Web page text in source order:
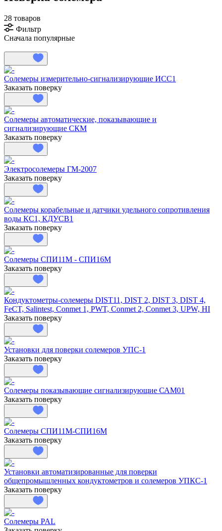
28 товаров
Фильтр
Сначала популярные
Солемеры измерительно-сигнализирующие ИСС1
Заказать поверку
Солемеры автоматические, показывающие и
сигнализирующие СКМ
Заказать поверку
Электросолемеры ГМ-2007
Заказать поверку
Солемеры корабельные и датчики удельного сопротивления
воды КС1, КДУСВ1
Заказать поверку
Солемеры СПИ11М - СПИ16М
Заказать поверку
Кондуктометры-солемеры DIST11, DIST 2, DIST 3, DIST 4,
FeCT, Salintest, Conmet 1, PWT, Conmet 2, Conmet 3, UPW, HI
Заказать поверку
Установки для поверки солемеров УПС-1
Заказать поверку
Солемеры показывающие сигнализирующие САМ01
Заказать поверку
Солемеры СПИ11М-СПИ16М
Заказать поверку
Установки автоматизированные для поверки
общепромышленных кондуктометров и солемеров УПКС-1
Заказать поверку
Солемеры PAL